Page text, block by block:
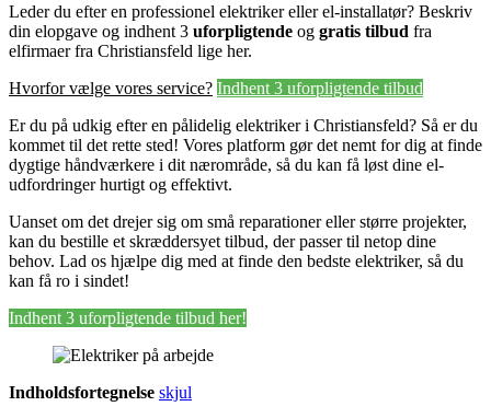
Leder du efter en professionel elektriker eller el-installatør? Beskriv
din elopgave og indhent 3 uforpligtende og gratis tilbud fra
elfirmaer fra Christiansfeld lige her.
Hvorfor vælge vores service? Indhent 3 uforpligtende tilbud
Er du på udkig efter en pålidelig elektriker i Christiansfeld? Så er du
kommet til det rette sted! Vores platform gør det nemt for dig at finde
dygtige håndværkere i dit nærområde, så du kan få løst dine el-
udfordringer hurtigt og effektivt.
Uanset om det drejer sig om små reparationer eller større projekter,
kan du bestille et skræddersyet tilbud, der passer til netop dine
behov. Lad os hjælpe dig med at finde den bedste elektriker, så du
kan få ro i sindet!
Indhent 3 uforpligtende tilbud her!
Indholdsfortegnelse skjul